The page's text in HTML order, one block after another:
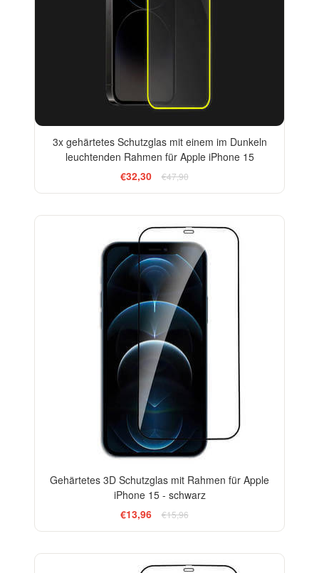
3x gehärtetes Schutzglas mit einem im Dunkeln
leuchtenden Rahmen für Apple iPhone 15
€32,30
€47,90
Gehärtetes 3D Schutzglas mit Rahmen für Apple
iPhone 15 - schwarz
€13,96
€15,96